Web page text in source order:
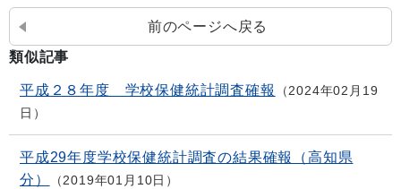
前のページへ戻る
類似記事
平成２８年度 学校保健統計調査確報
2024年02月19
日
平成29年度学校保健統計調査の結果確報（高知県
分）
2019年01月10日